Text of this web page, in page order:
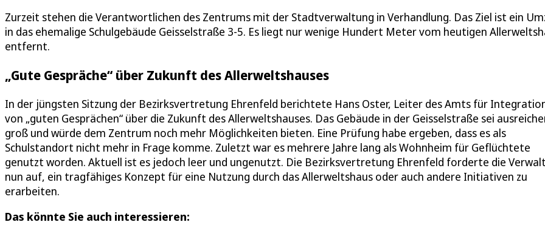
Zurzeit stehen die Verantwortlichen des Zentrums mit der Stadtverwaltung in Verhandlung. Das Ziel ist ein
in das ehemalige Schulgebäude Geisselstraße 3-5. Es liegt nur wenige Hundert Meter vom heutigen
entfernt.
„Gute Gespräche“ über Zukunft des Allerweltshauses
In der jüngsten Sitzung der Bezirksvertretung Ehrenfeld berichtete Hans Oster, Leiter des Amts für
von „guten Gesprächen“ über die Zukunft des Allerweltshauses. Das Gebäude in der Geisselstraße sei
groß und würde dem Zentrum noch mehr Möglichkeiten bieten. Eine Prüfung habe ergeben, dass es als
Schulstandort nicht mehr in Frage komme. Zuletzt war es mehrere Jahre lang als Wohnheim für Geflüchtete
genutzt worden. Aktuell ist es jedoch leer und ungenutzt. Die Bezirksvertretung Ehrenfeld forderte die
nun auf, ein tragfähiges Konzept für eine Nutzung durch das Allerweltshaus oder auch andere Initiativen zu
erarbeiten.
Das könnte Sie auch interessieren: